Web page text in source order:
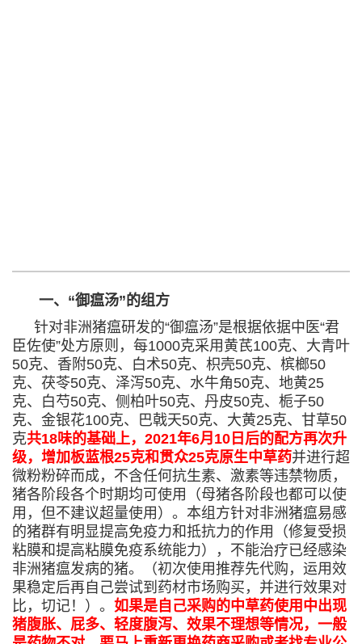
一、“御瘟汤”的组方
针对非洲猪瘟研发的“御瘟汤”是根据依据中医“君
臣佐使”处方原则，每1000克采用黄芪100克、大青叶
50克、香附50克、白术50克、枳壳50克、槟榔50
克、茯苓50克、泽泻50克、水牛角50克、地黄25
克、白芍50克、侧柏叶50克、丹皮50克、栀子50
克、金银花100克、巴戟天50克、大黄25克、甘草50
克共18味的基础上，2021年6月10日后的配方再次升
级，增加板蓝根25克和贯众25克原生中草药并进行超
微粉粉碎而成，不含任何抗生素、激素等违禁物质，
猪各阶段各个时期均可使用（母猪各阶段也都可以使
用，但不建议超量使用）。本组方针对非洲猪瘟易感
的猪群有明显提高免疫力和抵抗力的作用（修复受损
粘膜和提高粘膜免疫系统能力），不能治疗已经感染
非洲猪瘟发病的猪。（初次使用推荐先代购，运用效
果稳定后再自己尝试到药材市场购买，并进行效果对
比，切记！）。 如果是自己采购的中草药使用中出现
猪腹胀、屁多、轻度腹泻、效果不理想等情况，一般